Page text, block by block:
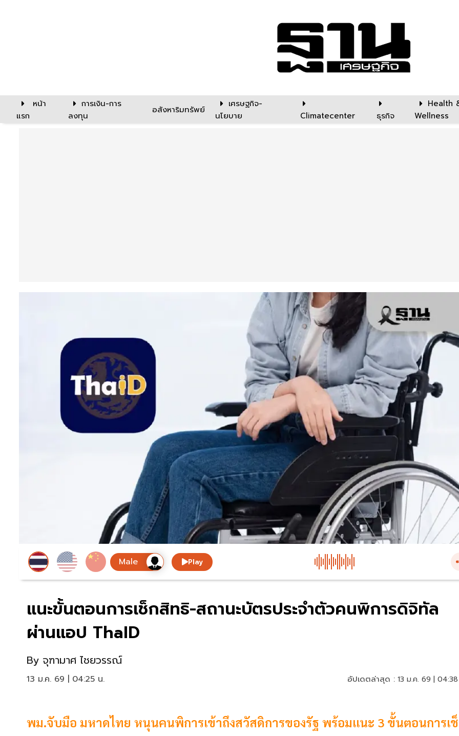
หน้า
แรก
การเงิน-การ
ลงทุน
อสังหาริมทรัพย์
เศรษฐกิจ-
นโยบาย
Climatecenter ธุรกิจ
Health
Wellness
Play
แนะขั้นตอนการเช็กสิทธิ-สถานะบัตรประจำตัวคนพิการดิจิทัล
ผ่านแอป ThaID
By จุฑามาศ ไชยวรรณ์
13 ม.ค. 69 | 04:25 น. อัปเดตล่าสุด : 13 ม.ค. 69 |
พม.จับมือ มหาดไทย หนุนคนพิการเข้าถึงสวัสดิการของรัฐ พร้อมแนะ 3 ขั้นตอนการเช็